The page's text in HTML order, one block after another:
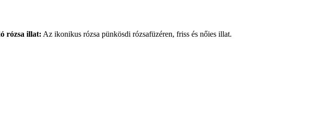
rózsa illat: Az ikonikus rózsa pünkösdi rózsafüzéren, friss és nőies illat.